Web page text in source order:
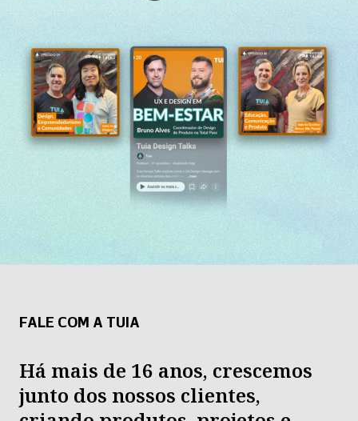
FALE COM A TUIA
Há mais de 16 anos, crescemos
junto dos nossos clientes,